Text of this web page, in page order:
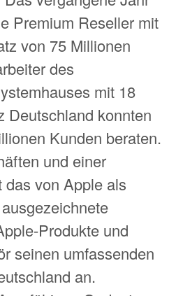
Premium Reseller mit
von 75 Millionen
des
mit 18
Deutschland konnten
Kunden beraten.
und einer
von Apple als
Produkte und
seinen umfassenden
an.